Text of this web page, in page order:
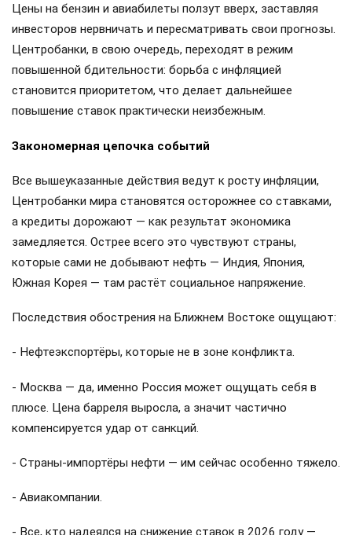
Цены на бензин и авиабилеты ползут вверх, заставляя
инвесторов нервничать и пересматривать свои прогнозы.
Центробанки, в свою очередь, переходят в режим
повышенной бдительности: борьба с инфляцией
становится приоритетом, что делает дальнейшее
повышение ставок практически неизбежным.
Закономерная цепочка событий
Все вышеуказанные действия ведут к росту инфляции,
Центробанки мира становятся осторожнее со ставками,
а кредиты дорожают — как результат экономика
замедляется. Острее всего это чувствуют страны,
которые сами не добывают нефть — Индия, Япония,
Южная Корея — там растёт социальное напряжение.
Последствия обострения на Ближнем Востоке ощущают:
- Нефтеэкспортёры, которые не в зоне конфликта.
- Москва — да, именно Россия может ощущать себя в
плюсе. Цена барреля выросла, а значит частично
компенсируется удар от санкций.
- Страны-импортёры нефти — им сейчас особенно тяжело.
- Авиакомпании.
- Все, кто надеялся на снижение ставок в 2026 году —